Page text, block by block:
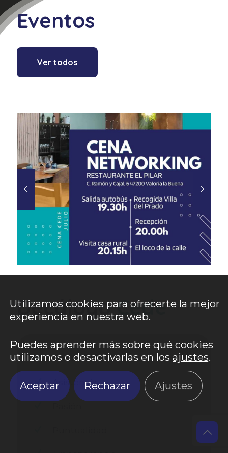
Eventos
Ver todos
DecálogoCede
Honestidad
Asistencia
Utilizamos cookies para ofrecerte la mejor
experiencia en nuestra web.
Puedes aprender más sobre qué cookies
utilizamos o desactivarlas en los ajustes.
Aceptar Rechazar Ajustes